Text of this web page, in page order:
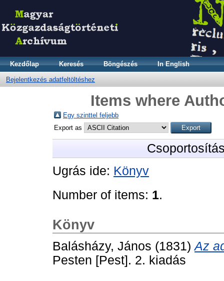
Kezdőlap Keresés Böngészés In English
Bejelentkezés adatfeltöltéshez
Items where
Egy szinttel feljebb
Export as
Ugrás ide: Könyv
Number of items: 1.
Könyv
Balásházy, János (1831)Az
Pesten [Pest]. 2. kiadás